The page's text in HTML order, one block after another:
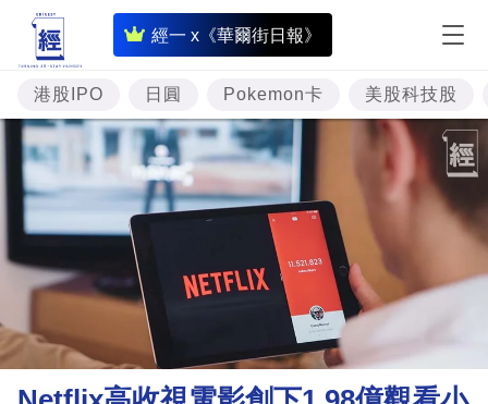
經一 x《華爾街日報》
即
時
財
經
專
題
資
樓
市
理
港股IPO 日圓 Pokemon卡 美股科技股